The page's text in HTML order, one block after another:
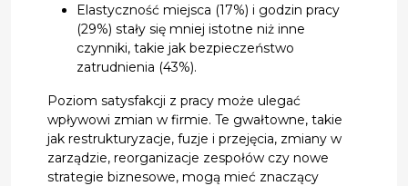
Elastyczność miejsca (17%) i godzin pracy
(29%) stały się mniej istotne niż inne
czynniki, takie jak bezpieczeństwo
zatrudnienia (43%).
Poziom satysfakcji z pracy może ulegać
wpływowi zmian w firmie. Te gwałtowne, takie
jak restrukturyzacje, fuzje i przejęcia, zmiany w
zarządzie, reorganizacje zespołów czy nowe
strategie biznesowe, mogą mieć znaczący